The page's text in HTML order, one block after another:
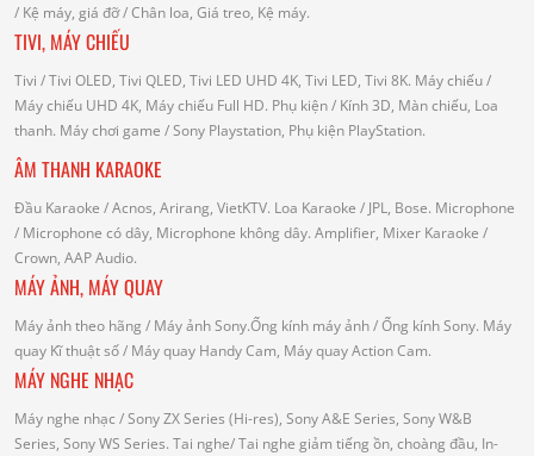
/ Kệ máy, giá đỡ/ Chân loa, Giá treo, Kệ máy.
TIVI, MÁY CHIẾU
Tivi / Tivi OLED, Tivi QLED, Tivi LED UHD 4K, Tivi LED, Tivi 8K. Máy chiếu/
Máy chiếu UHD 4K, Máy chiếu Full HD. Phụ kiện/ Kính 3D, Màn chiếu, Loa
thanh. Máy chơi game / Sony Playstation, Phụ kiện PlayStation.
ÂM THANH KARAOKE
Đầu Karaoke / Acnos, Arirang, VietKTV. Loa Karaoke / JPL, Bose. Microphone
/ Microphone có dây, Microphone không dây. Amplifier, Mixer Karaoke /
Crown, AAP Audio.
MÁY ẢNH, MÁY QUAY
Máy ảnh theo hãng / Máy ảnh Sony.Ống kính máy ảnh / Ống kính Sony. Máy
quay Kĩ thuật số/ Máy quay Handy Cam, Máy quay Action Cam.
MÁY NGHE NHẠC
Máy nghe nhạc / Sony ZX Series (Hi-res), Sony A&E Series, Sony W&B
Series, Sony WS Series. Tai nghe/ Tai nghe giảm tiếng ồn, choàng đầu, In-